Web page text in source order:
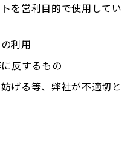
を営利目的で使用してい
利用
反するもの
げる等、弊社が不適切と